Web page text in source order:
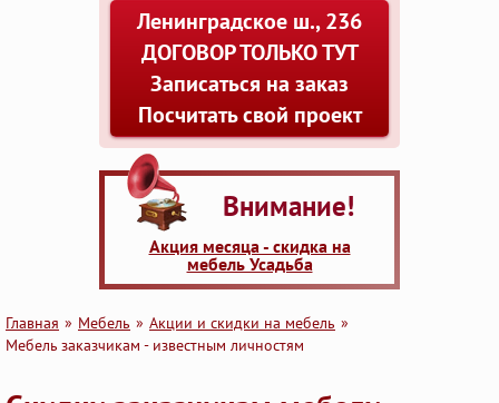
Ленинградское ш., 236
ДОГОВОР ТОЛЬКО ТУТ
Записаться на заказ
Посчитать свой проект
Внимание!
Акция месяца - скидка на
мебель Усадьба
Главная Мебель
Акции и скидки на мебель
Мебель заказчикам - известным личностям